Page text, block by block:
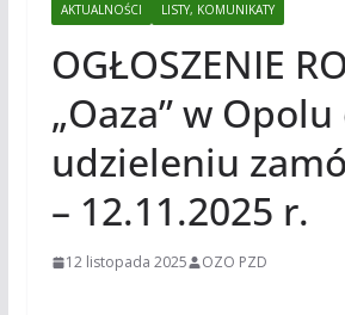
AKTUALNOŚCI LISTY, KOMUNIKATY
OGŁOSZENIE
„Oaza” w Opolu
udzieleniu
– 12.11.2025 r.
12 listopada 2025 OZO PZD